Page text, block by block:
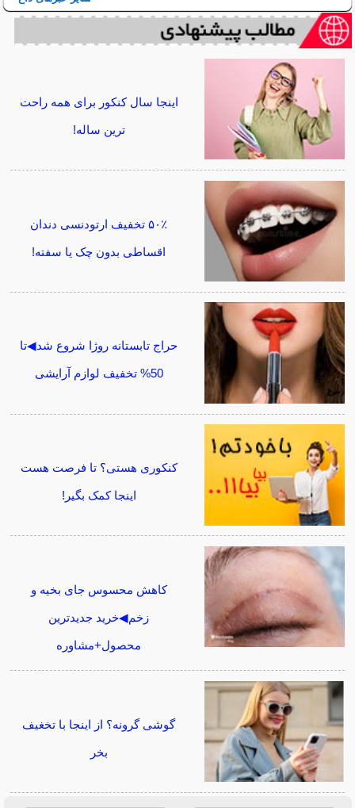
اینجا سال کنکور برای همه راحت
ترین ساله!
۵۰٪ تخفیف ارتودنسی دندان
اقساطی بدون چک یا سفته!
حراج تابستانه روژا شروع شد◀تا
50% تخفیف لوازم آرایشی
کنکوری هستی؟ تا فرصت هست
اینجا کمک بگیر!
کاهش محسوس جای بخیه و
زخم◀خرید جدیدترین
محصول+مشاوره
گوشی گرونه؟ از اینجا با تخغیف
بخر